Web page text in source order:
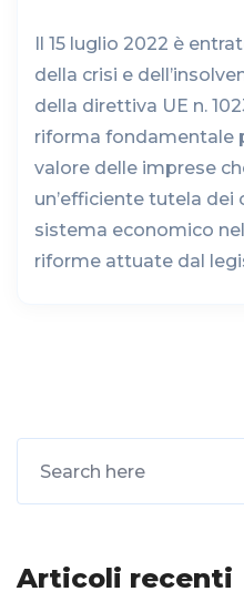
Il 15 luglio 2022 è
della crisi e
della direttiva UE n.
riforma fondamentale
valore delle imprese
un’efficiente tutela dei
sistema economico
riforme attuate dal
Articoli recenti